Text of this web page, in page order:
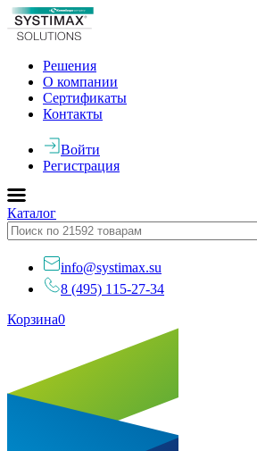
Решения
О компании
Сертификаты
Контакты
Войти
Регистрация
Каталог
info@systimax.su
8 (495) 115-27-34
Корзина0